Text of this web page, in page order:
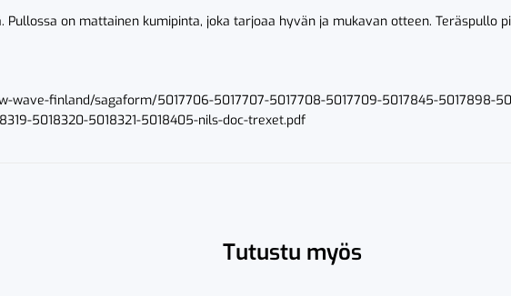
on mattainen kumipinta, joka tarjoaa hyvän ja mukavan otteen. Teräspullo
wave-finland/sagaform/5017706-5017707-5017708-5017709-5017845-5017898-
5018320-5018321-5018405-nils-doc-trexet.pdf
Tutustu myös